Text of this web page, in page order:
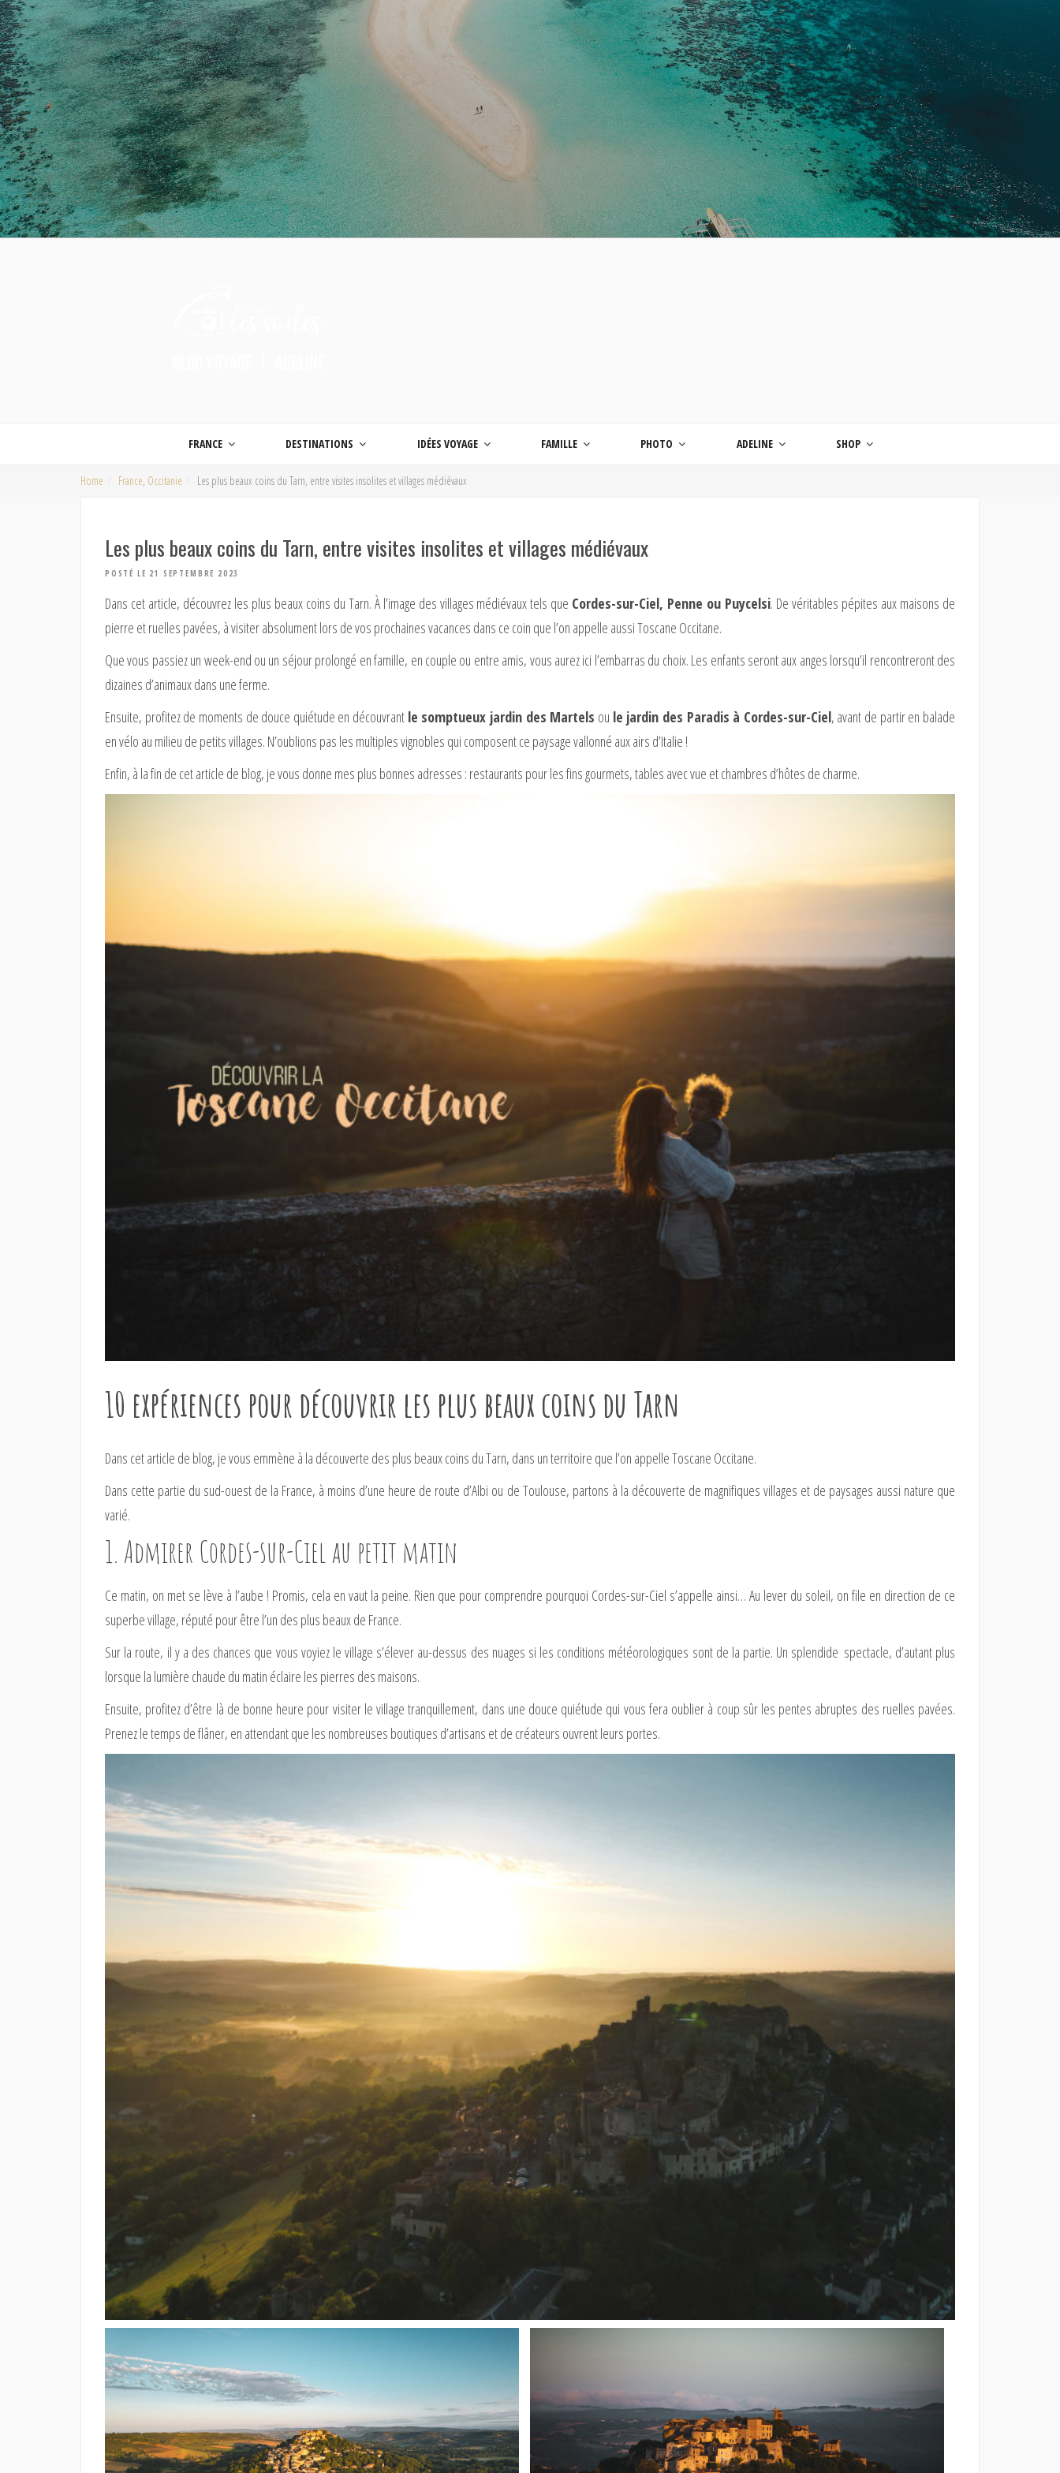
FRANCE DESTINATIONS IDÉES VOYAGE FAMILLE PHOTO ADELINE SHOP
Home France, Occitanie Les plus beaux coins du Tarn, entre visites insolites et villages médiévaux
Les plus beaux coins du Tarn, entre visites insolites et villages médiévaux
POSTÉ LE 21 SEPTEMBRE 2023
Dans cet article, découvrez les plus beaux coins du Tarn. À l’image des villages médiévaux tels que Cordes-sur-Ciel, Penne ou Puycelsi. De véritables pépites aux maisons de
pierre et ruelles pavées, à visiter absolument lors de vos prochaines vacances dans ce coin que l’on appelle aussi Toscane Occitane.
Que vous passiez un week-end ou un séjour prolongé en famille, en couple ou entre amis, vous aurez ici l’embarras du choix. Les enfants seront aux anges lorsqu’il rencontreront des
dizaines d’animaux dans une ferme.
Ensuite, profitez de moments de douce quiétude en découvrant le somptueux jardin des Martels ou le jardin des Paradis à Cordes-sur-Ciel, avant de partir en balade
en vélo au milieu de petits villages. N’oublions pas les multiples vignobles qui composent ce paysage vallonné aux airs d’Italie !
Enfin, à la fin de cet article de blog, je vous donne mes plus bonnes adresses : restaurants pour les fins gourmets, tables avec vue et chambres d’hôtes de charme.
10 expériences pour découvrir les plus beaux coins du Tarn
Dans cet article de blog, je vous emmène à la découverte des plus beaux coins du Tarn, dans un territoire que l’on appelle Toscane Occitane.
Dans cette partie du sud-ouest de la France, à moins d’une heure de route d’Albi ou de Toulouse, partons à la découverte de magnifiques villages et de paysages aussi nature que
varié.
1. Admirer Cordes-sur-Ciel au petit matin
Ce matin, on met se lève à l’aube ! Promis, cela en vaut la peine. Rien que pour comprendre pourquoi Cordes-sur-Ciel s’appelle ainsi… Au lever du soleil, on file en direction de ce
superbe village, réputé pour être l’un des plus beaux de France.
Sur la route, il y a des chances que vous voyiez le village s’élever au-dessus des nuages si les conditions météorologiques sont de la partie. Un splendide spectacle, d’autant plus
lorsque la lumière chaude du matin éclaire les pierres des maisons.
Ensuite, profitez d’être là de bonne heure pour visiter le village tranquillement, dans une douce quiétude qui vous fera oublier à coup sûr les pentes abruptes des ruelles pavées.
Prenez le temps de flâner, en attendant que les nombreuses boutiques d’artisans et de créateurs ouvrent leurs portes.